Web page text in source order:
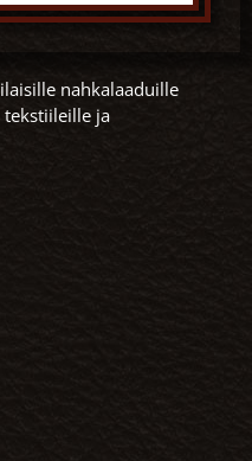
nahkalaaduille
tekstiileille ja